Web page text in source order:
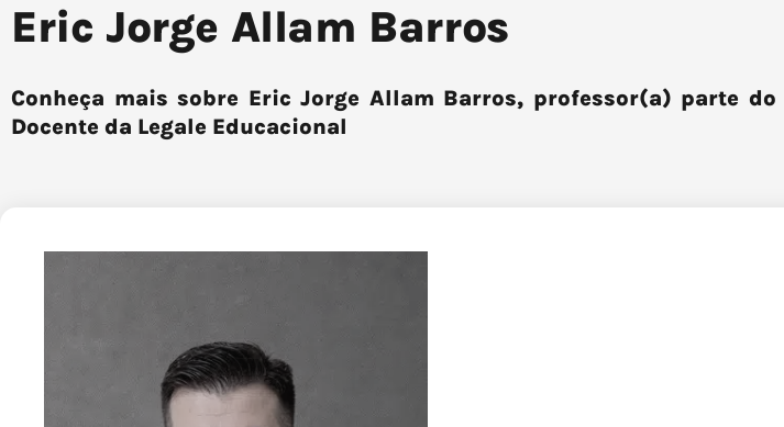
Eric Jorge Allam Barros
Conheça mais sobre Eric Jorge Allam Barros, professor(a) parte do
Docente da Legale Educacional